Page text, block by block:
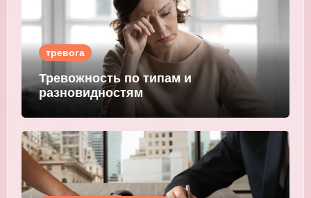
тревога
Тревожность по типам и
разновидностям